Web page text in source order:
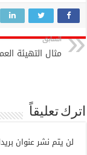
السابق
مثال التهيئة
اترك تعليقاً
لن يتم نشر عنوان